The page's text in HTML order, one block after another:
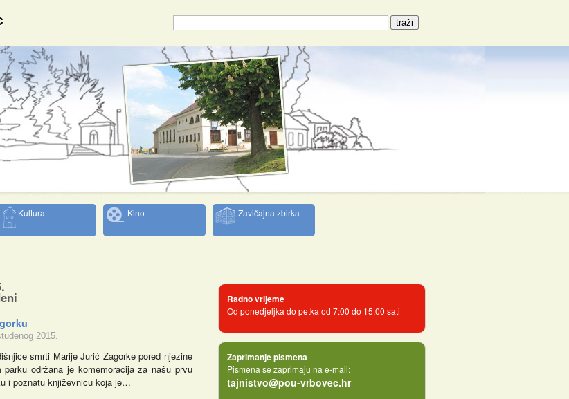
Kultura Kino Zavičajna zbirka
2015.
smrti Marije Jurić Zagorke pored njezine
parku održana je komemoracija za našu prvu
i poznatu književnicu koja je…
Radno vrijeme
Od ponedjeljka do petka od 7:00 do 15:00 sati
Zaprimanje pismena
Pismena se zaprimaju na e-mail:
tajnistvo@pou-vrbovec.hr